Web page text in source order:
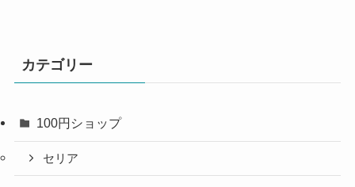
カテゴリー
100円ショップ
セリア